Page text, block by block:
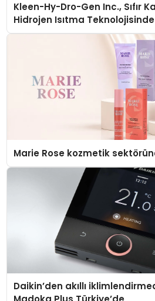
Kleen-Hy-Dro-Gen Inc., Sıfır
Hidrojen Isıtma Teknolojisinde
Düzenleyici Onaylarını Aldı
Marie Rose kozmetik
Daikin’den akıllı